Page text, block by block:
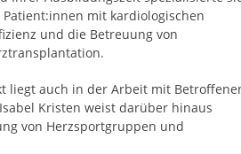
mit kardiologischen
und die Betreuung von
liegt auch in der Arbeit mit
Kristen weist darüber hinaus
von Herzsportgruppen und